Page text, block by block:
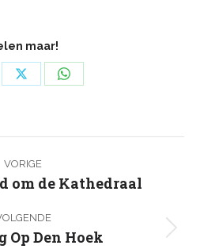
maar!
Deel
Deel
VORIGE
Vorig
om de Kathedraal
Volgend
Op Den Hoek